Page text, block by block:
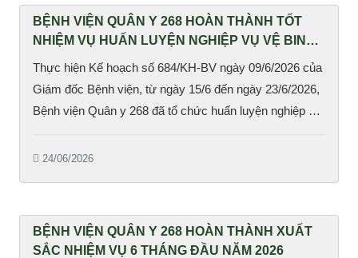
đại biểu Phòng Chính trị Cục Hậu cần - Kỹ thuật cùng...
BỆNH VIỆN QUÂN Y 268 HOÀN THÀNH TỐT
NHIỆM VỤ HUẤN LUYỆN NGHIỆP VỤ VỆ BINH
CHO CHIẾN SĨ MỚI
Thực hiện Kế hoạch số 684/KH-BV ngày 09/6/2026 của
Giám đốc Bệnh viện, từ ngày 15/6 đến ngày 23/6/2026,
Bệnh viện Quân y 268 đã tổ chức huấn luyện nghiệp vụ
vị.24/06/2026
BỆNH VIỆN QUÂN Y 268 HOÀN THÀNH XUẤT
SẮC NHIỆM VỤ 6 THÁNG ĐẦU NĂM 2026